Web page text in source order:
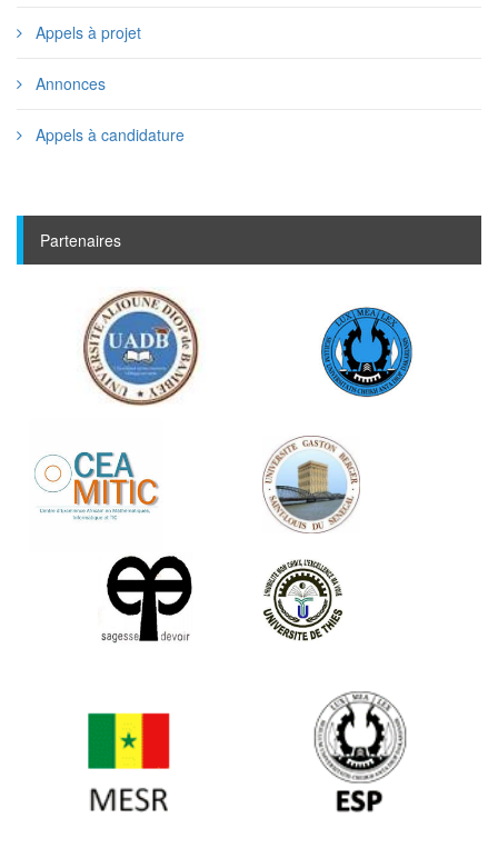
Appels à projet
Annonces
Appels à candidature
Partenaires